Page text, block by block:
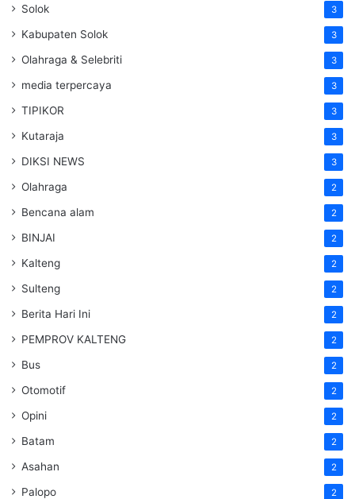
Solok 3
Kabupaten Solok 3
Olahraga & Selebriti 3
media terpercaya 3
TIPIKOR 3
Kutaraja 3
DIKSI NEWS 3
Olahraga 2
Bencana alam 2
BINJAI 2
Kalteng 2
Sulteng 2
Berita Hari Ini 2
PEMPROV KALTENG 2
Bus 2
Otomotif 2
Opini 2
Batam 2
Asahan 2
Palopo 2